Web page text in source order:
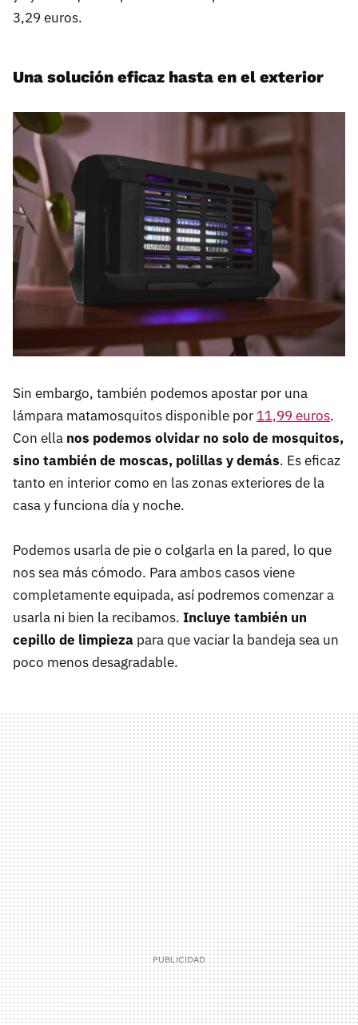
3,29 euros.
Una solución eficaz hasta en el exterior
Sin embargo, también podemos apostar por una
lámpara matamosquitos disponible por 11,99 euros.
Con ella nos podemos olvidar no solo de mosquitos,
sino también de moscas, polillas y demás. Es eficaz
tanto en interior como en las zonas exteriores de la
casa y funciona día y noche.
Podemos usarla de pie o colgarla en la pared, lo que
nos sea más cómodo. Para ambos casos viene
completamente equipada, así podremos comenzar a
usarla ni bien la recibamos. Incluye también un
cepillo de limpieza para que vaciar la bandeja sea un
poco menos desagradable.